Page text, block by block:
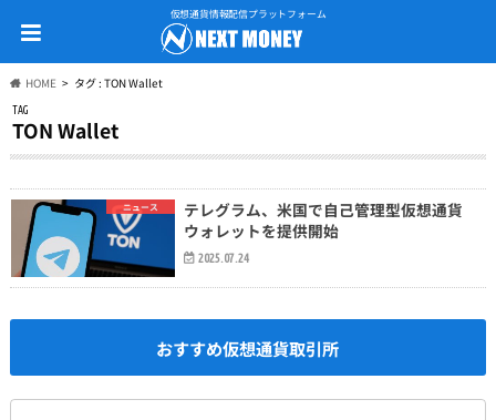
仮想通貨情報配信プラットフォーム
HOME タグ : TON Wallet
TAG
TON Wallet
ニュース
テレグラム、米国で自己管理型仮想通貨
ウォレットを提供開始
2025.07.24
おすすめ仮想通貨取引所